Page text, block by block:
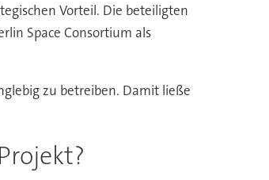
Vorteil. Die beteiligten
Space Consortium als
zu betreiben. Damit ließe